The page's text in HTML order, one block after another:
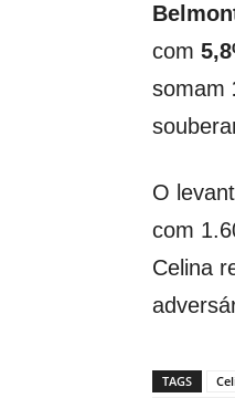
com
somam
O
com
Celina
TAGS